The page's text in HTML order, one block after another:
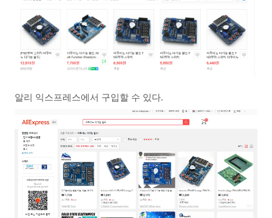
알리 익스프레스에서 구입할 수 있다.